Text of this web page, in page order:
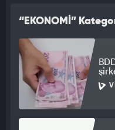
“EKONOMİ”